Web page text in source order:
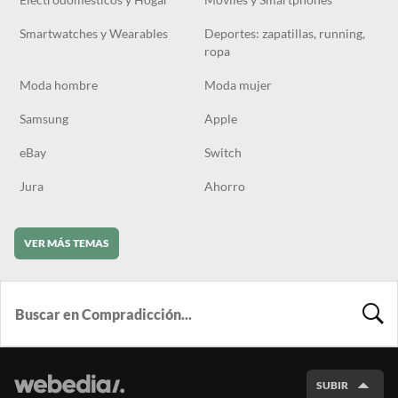
Smartwatches y Wearables
Deportes: zapatillas, running,
ropa
Moda hombre Moda mujer
Samsung Apple
eBay Switch
Jura Ahorro
VER MÁS TEMAS
SUBIR